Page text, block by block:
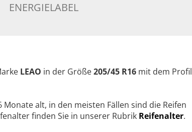
ENERGIELABEL
LEAO in der Größe205/45 R16 mit dem Profil
alt, in den meisten Fällen sind die Reifen
finden Sie in unserer Rubrik Reifenalter.